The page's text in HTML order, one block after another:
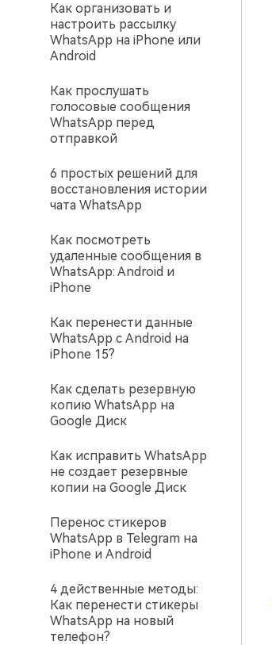
Как организовать и
настроить рассылку
WhatsApp на iPhone или
Android
Как прослушать
голосовые сообщения
WhatsApp перед
отправкой
6 простых решений для
восстановления истории
чата WhatsApp
Как посмотреть
удаленные сообщения в
WhatsApp: Android и
iPhone
Как перенести данные
WhatsApp с Android на
iPhone 15?
Как сделать резервную
копию WhatsApp на
Google Диск
Как исправить WhatsApp
не создает резервные
копии на Google Диск
Перенос стикеров
WhatsApp в Telegram на
iPhone и Android
4 действенные методы:
Как перенести стикеры
WhatsApp на новый
телефон?